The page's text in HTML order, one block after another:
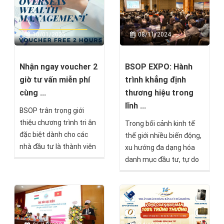
tôi xin trân trọng thông
báo lịch hoạt động trong
thời gian này như sau:
cống hiến xuất sắc, trong
buổi lễ Year End Party,
Golden Bee Award 2024
– Giải thưởng cao quý
vinh những “chú ong
vàng” đã góp phần xây
dựng và phát triển
thương hiệu, đồng thời
đội và khát vọng vươn
tầm.
10/01/2025
Nhận ngay voucher 2
giờ tư vấn miễn phí
cùng ...
BSOP trân trọng giới
thiệu chương trình tri ân
đặc biệt dành cho các
nhà đầu tư là thành viên
quản lý tài sản quốc tế.
Chương trình mang đến
cơ hội quý giá để các nhà
08/11/2024
BSOP EXPO: Hành
trình khẳng định
thương hiệu trong
lĩnh ...
Trong bối cảnh kinh tế
thế giới nhiều biến động,
xu hướng đa dạng hóa
danh mục đầu tư, tự do
"phương án B" cho tương
lai đang ngày càng trở
nên tất yếu với các nhà
đầu tư. Qua 5 năm, BSOP